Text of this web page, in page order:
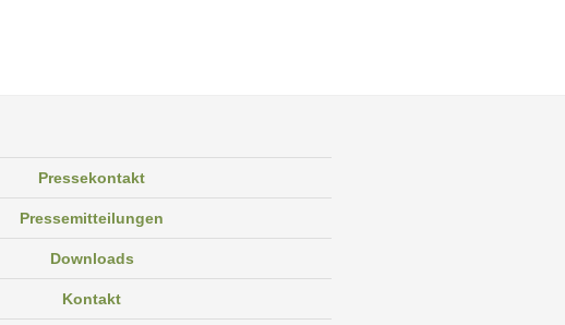
Pressekontakt
Pressemitteilungen
Downloads
Kontakt